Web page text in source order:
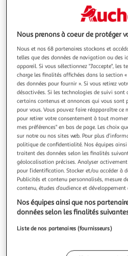
PLAYMOBIL
71361 Princess Magic -
Dès 4 ans - Contient 85 pièces
En savoir +
Vendu parMultishop
Livraison dès 1/2 semaines
4,99€
Plus d'options
Vendu parMultishop
Livraison dès 4/5 jours
4,99€
Vendu par2KINGS
Livraison offerte
Nous prenons à coeur de protéger
Nous et nos 68 partenaires stockons et
telles que des données de navigation ou des
appareil. Si vous sélectionnez "J'accepte", les
charge les finalités affichées dans la section
des données pour fournir ». Si vous retirez
désactivées. Si les technologies de suivi sont
certains contenus et annonces qui vous sont
pour vous. Vous pouvez faire réapparaître
pour retirer votre consentement à tout
mes préférences" en bas de page. Les choix
sur notre ou nos sites web. Pour plus
politique de confidentialité. Nos équipes
traitent des données selon les finalités
géolocalisation précises. Analyser
pour l’identification. Stocker et/ou accéder à
Publicités et contenu personnalisés, mesure
contenu, études d’audience et développement
Nos équipes ainsi que nos
données selon les finalités
Liste de nos partenaires (fournisseurs)